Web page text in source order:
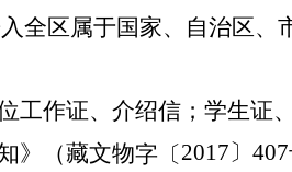
全区属于国家、自治区、
作证、介绍信；学生证、
》（藏文物字〔2017〕